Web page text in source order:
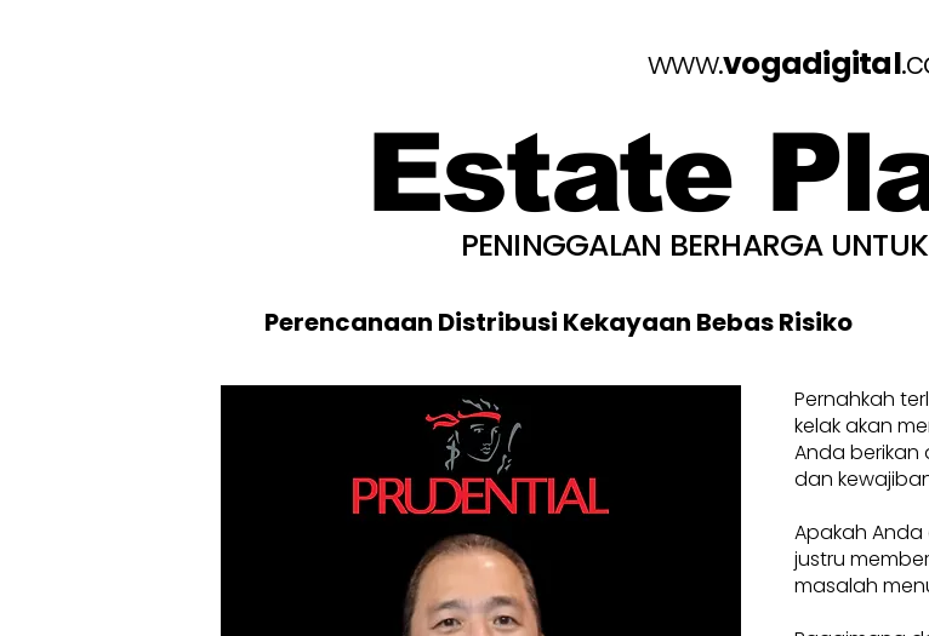
www.vogadigital
Estate
PENINGGALAN BERHARGA
Perencanaan Distribusi Kekayaan Bebas Risiko
Pernahkah
kelak akan
Anda
dan
Apakah
justru
masalah